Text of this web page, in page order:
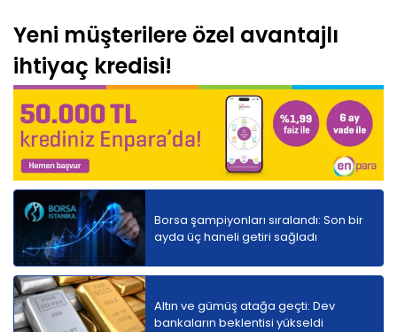
Yeni müşterilere özel avantajlı
ihtiyaç kredisi!
Borsa şampiyonları sıralandı: Son bir
ayda üç haneli getiri sağladı
Altın ve gümüş atağa geçti: Dev
bankaların beklentisi yükseldi